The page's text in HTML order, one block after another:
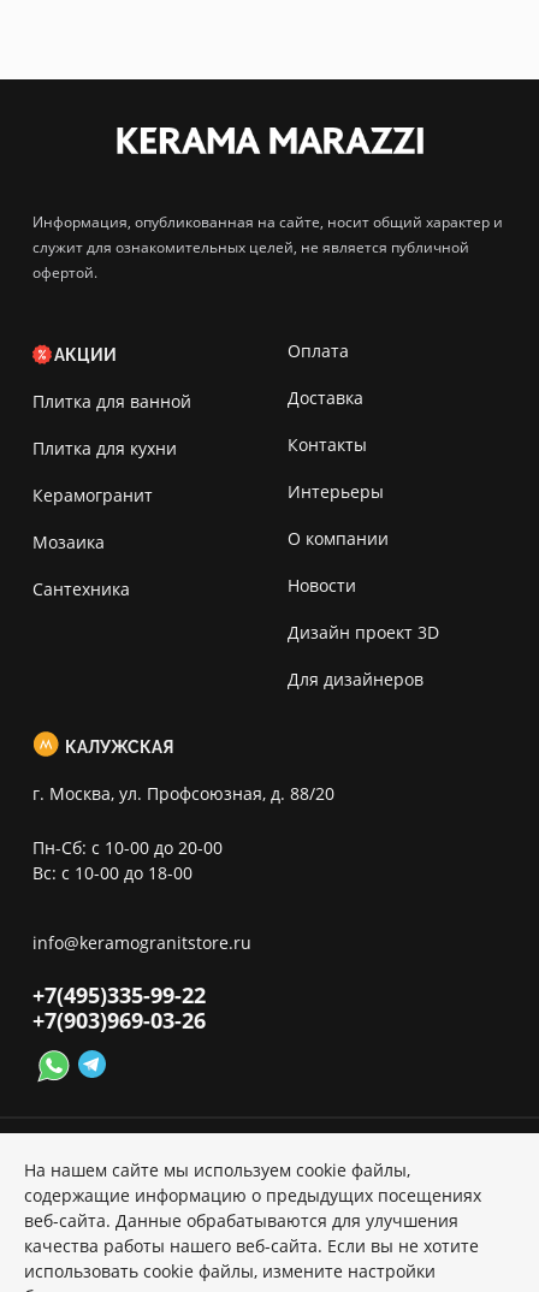
Информация, опубликованная на сайте, носит общий характер и
служит для ознакомительных целей, не является публичной
офертой.
АКЦИИ
Плитка для ванной
Плитка для кухни
Керамогранит
Мозаика
Сантехника
Оплата
Доставка
Контакты
Интерьеры
О компании
Новости
Дизайн проект 3D
Для дизайнеров
КАЛУЖСКАЯ
г. Москва, ул. Профсоюзная, д. 88/20
Пн-Сб: с 10-00 до 20-00
Вс: с 10-00 до 18-00
info@keramogranitstore.ru
+7(495)335-99-22
+7(903)969-03-26
Политика ПД
На нашем сайте мы используем cookie файлы,
содержащие информацию о предыдущих посещениях
веб-сайта. Данные обрабатываются для улучшения
качества работы нашего веб-сайта. Если вы не хотите
использовать cookie файлы, измените настройки